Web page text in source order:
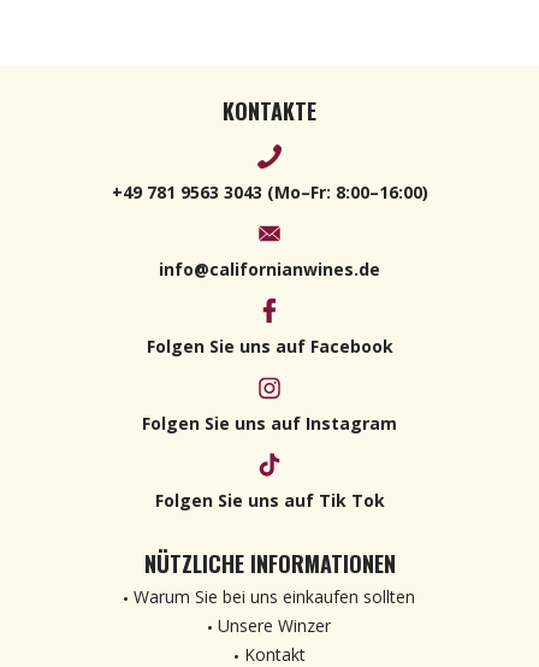
KONTAKTE
+49 781 9563 3043 (Mo–Fr: 8:00–16:00)
info@californianwines.de
Folgen Sie uns auf Facebook
Folgen Sie uns auf Instagram
Folgen Sie uns auf Tik Tok
NÜTZLICHE INFORMATIONEN
Warum Sie bei uns einkaufen sollten
Unsere Winzer
Kontakt